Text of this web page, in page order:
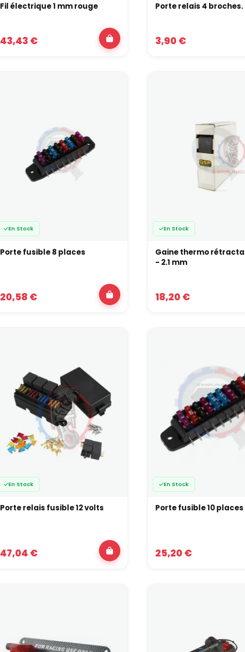
distribution, gros consommateurs.
Quels connecteurs privilégier dans le
Des connecteurs étanches
L’idéal est de prévoir dès le départ un peu de marge : quelques
disponibles sur les connecteurs ECU, des sections de câble
vous pouvez ajouter une pompe, un capteur ou un module sans tout
Fil électrique 1 mm rouge
43,43 €
Porte relais 4 broches.
3,90 €
En Stock
Porte fusible 8 places
20,58 €
En Stock
Gaine thermo
- 2.1 mm
18,20 €
En Stock
Porte relais fusible 12 volts
47,04 €
En Stock
Porte fusible 10 places
25,20 €